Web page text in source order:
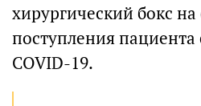
хирургический бокс на
поступления
COVID-19.